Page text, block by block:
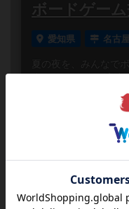
ボードゲーム
愛知県 名古
夏の夜を、みんなで
ませんか？パンダゲ
べる「ボードゲーム
#初参加
#ボ
19人
2026年 08
22:00